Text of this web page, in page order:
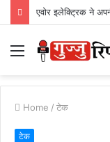
Menu
Home / टेक
टेक